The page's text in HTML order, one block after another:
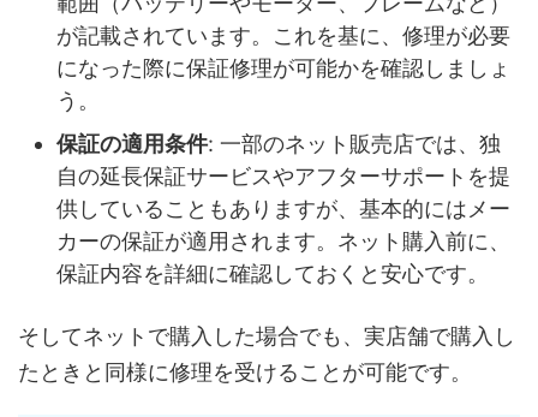
が記載されています。これを基に、修理が必要
になった際に保証修理が可能かを確認しましょ
う。
保証の適用条件: 一部のネット販売店では、独
自の延長保証サービスやアフターサポートを提
供していることもありますが、基本的にはメー
カーの保証が適用されます。ネット購入前に、
保証内容を詳細に確認しておくと安心です。
そしてネットで購入した場合でも、実店舗で購入し
たときと同様に修理を受けることが可能です。